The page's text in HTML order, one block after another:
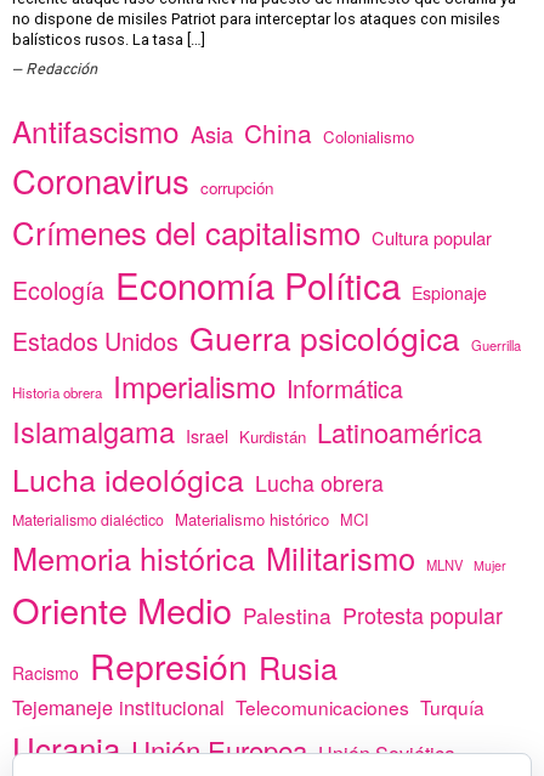
no dispone de misiles Patriot para interceptar los ataques con misiles
balísticos rusos. La tasa […]
Redacción
Antifascismo Asia China Colonialismo
Coronavirus corrupción
Crímenes del capitalismo Cultura popular
Ecología Economía Política Espionaje
Estados Unidos Guerra psicológica Guerrilla
Historia obrera Imperialismo Informática
Islamalgama Israel Kurdistán Latinoamérica
Lucha ideológica Lucha obrera
Materialismo dialéctico Materialismo histórico MCI
Memoria histórica Militarismo MLNV Mujer
Oriente Medio Palestina Protesta popular
Racismo Represión Rusia
Tejemaneje institucional Telecomunicaciones Turquía
Ucrania Unión Europea Unión Soviética